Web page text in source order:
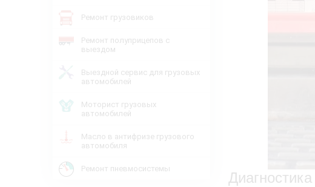
Ремонт грузовиков
Ремонт полуприцепов с
выездом
Выездной сервис для грузовых
автомобилей
Моторист грузовых
автомобилей
Масло в антифризе грузового
автомобиля
Ремонт пневмосистемы